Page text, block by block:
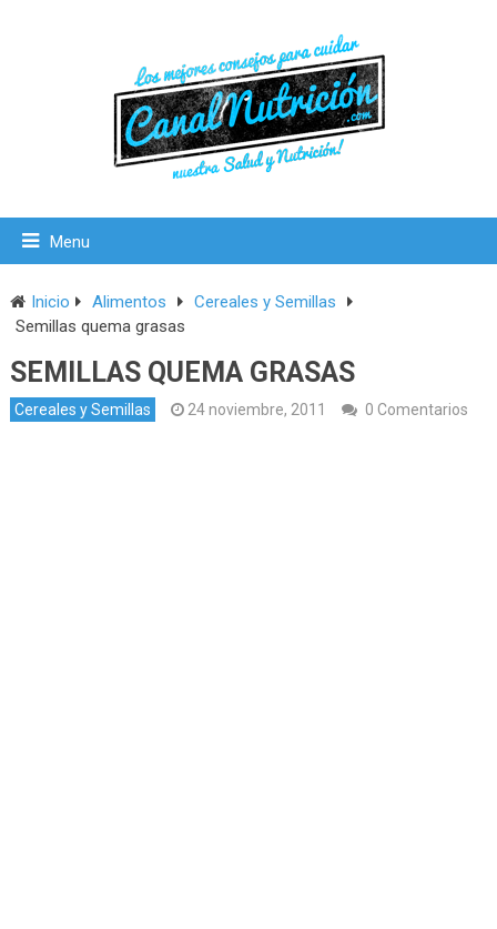
Menu
Inicio Alimentos
Cereales y Semillas
Semillas quema grasas
SEMILLAS QUEMA GRASAS
Cereales y Semillas 24 noviembre, 2011 0 Comentarios